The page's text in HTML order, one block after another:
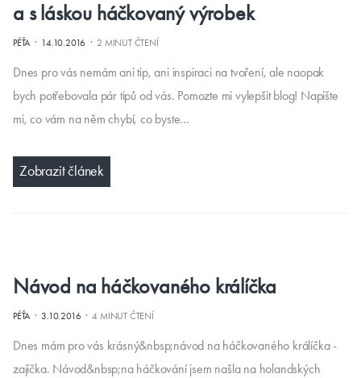
a s láskou háčkovaný výrobek
PÉŤA· 14.10.2016 · 2 MINUT ČTENÍ
Dnes pro vás nemám ani tip, ani inspiraci na tvoření, ale naopak
bych potřebovala pár tipů od vás. Pomozte mi vylepšit blog! Napište
mi, co vám na něm chybí, co byste…
Zobrazit článek
Návod na háčkovaného králíčka
PÉŤA·3.10.2016·4 MINUT ČTENÍ
Dnes mám pro vás krásný&nbsp;návod na háčkovaného králíčka -
zajíčka. Návod&nbsp;na háčkování jsem našla na holandských